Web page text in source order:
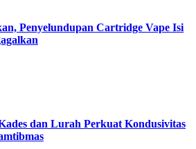
Penyelundupan Cartridge Vape Isi
dan Lurah Perkuat Kondusivitas